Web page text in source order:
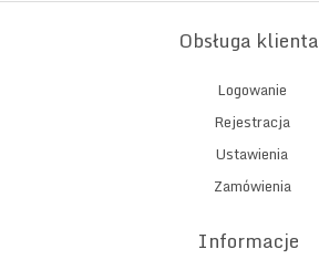
Obsługa klienta
Logowanie
Rejestracja
Ustawienia
Zamówienia
Informacje